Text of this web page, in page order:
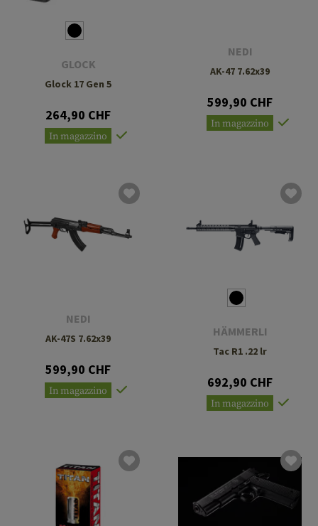
GLOCK
Glock 17 Gen 5
264,90 CHF
In magazzino
NEDI
AK-47 7.62x39
599,90 CHF
In magazzino
NEDI
AK-47S 7.62x39
599,90 CHF
In magazzino
HÄMMERLI
Tac R1 .22 lr
692,90 CHF
In magazzino